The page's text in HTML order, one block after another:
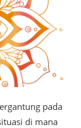
pada
di mana